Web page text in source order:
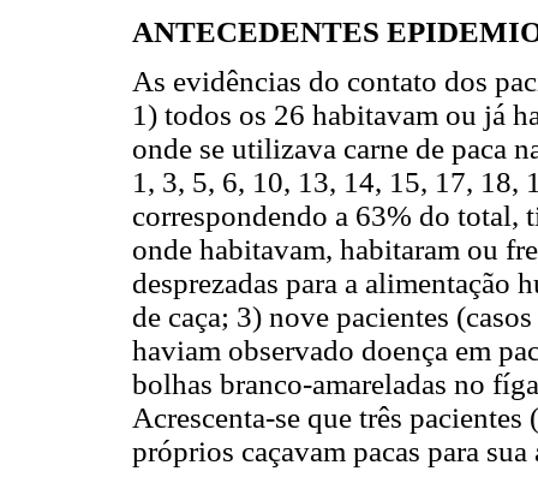
ANTECEDENTES
As evidências do contato dos
1) todos os 26 habitavam ou já
onde se utilizava carne de paca
1, 3, 5, 6, 10, 13, 14, 15, 17, 18,
correspondendo a 63% do total,
onde habitavam, habitaram ou
desprezadas para a alimentação
de caça; 3) nove pacientes
haviam observado doença em
bolhas branco-amareladas no
Acrescenta-se que três
próprios caçavam pacas para